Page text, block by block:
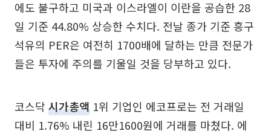
에도 불구하고 미국과 이스라엘이 이란을 공습한 28
일 기준 44.80% 상승한 수치다. 전날 종가 기준 흥구
석유의 PER은 여전히 1700배에 달하는 만큼 전문가
들은 투자에 주의를 기울일 것을 당부하고 있다.
코스닥 시가총액 1위 기업인 에코프로는 전 거래일
대비 1.76% 내린 16만1600원에 거래를 마쳤다. 에